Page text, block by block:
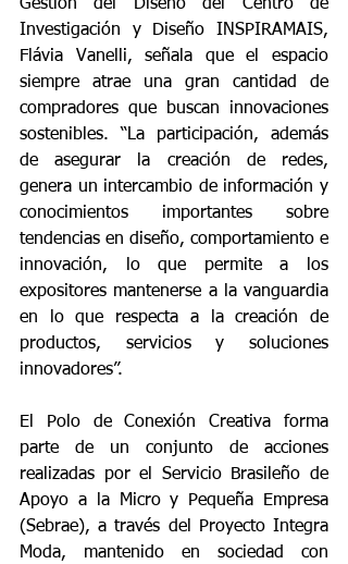
Gestión del Diseño del Centro de
Investigación y Diseño INSPIRAMAIS,
Flávia Vanelli, señala que el espacio
siempre atrae una gran cantidad de
compradores que buscan innovaciones
sostenibles. “La participación, además
de asegurar la creación de redes,
genera un intercambio de información y
conocimientos importantes sobre
tendencias en diseño, comportamiento e
innovación, lo que permite a los
expositores mantenerse a la vanguardia
en lo que respecta a la creación de
productos, servicios y soluciones
innovadores”.
El Polo de Conexión Creativa forma
parte de un conjunto de acciones
realizadas por el Servicio Brasileño de
Apoyo a la Micro y Pequeña Empresa
(Sebrae), a través del Proyecto Integra
Moda, mantenido en sociedad con